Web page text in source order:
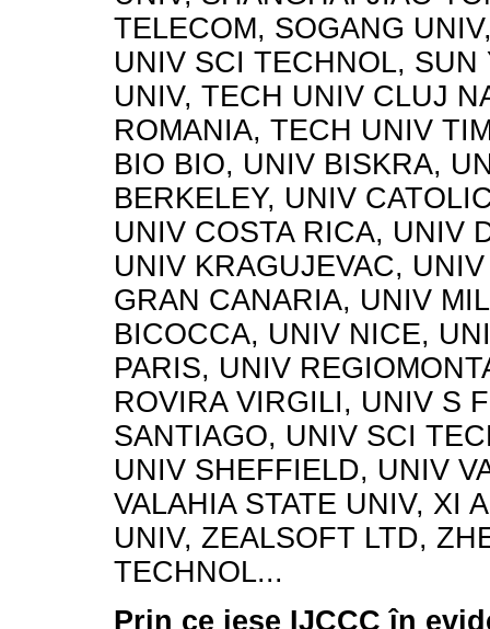
TELECOM, SOGANG
UNIV SCI TECHNOL, SUN
UNIV, TECH UNIV CLUJ
ROMANIA, TECH UNIV
BIO BIO, UNIV BISKRA,
BERKELEY, UNIV
UNIV COSTA RICA, UNIV
UNIV KRAGUJEVAC,
GRAN CANARIA, UNIV
BICOCCA, UNIV NICE,
PARIS, UNIV
ROVIRA VIRGILI, UNIV S
SANTIAGO, UNIV SCI
UNIV SHEFFIELD, UNIV
VALAHIA STATE UNIV, XI
UNIV, ZEALSOFT LTD,
TECHNOL...
Prin ce iese IJCCC în